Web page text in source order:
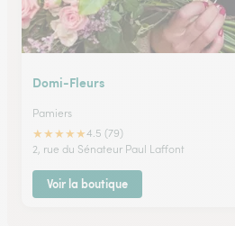
Domi-Fleurs
Pamiers
★★★★★4.5 (79)
2, rue du Sénateur Paul Laffont
Voir la boutique